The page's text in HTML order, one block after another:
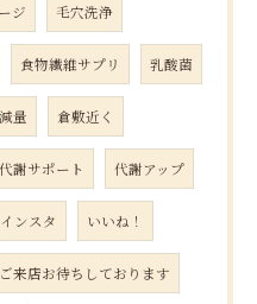
ジ 毛穴洗浄
食物繊維サプリ 乳酸菌
減量 倉敷近く
代謝サポート 代謝アップ
インスタ いいね！
ご来店お待ちしております